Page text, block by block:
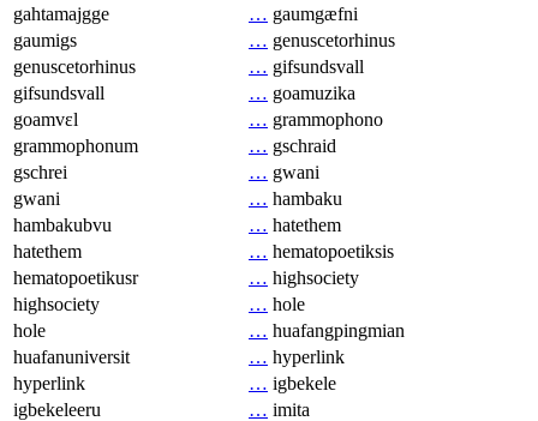
gahtamajgge
… gaumgæfni
gaumigs
… genuscetorhinus
genuscetorhinus
… gifsundsvall
gifsundsvall
… goamuzika
goamvɛl
… grammophono
grammophonum
… gschraid
gschrei
… gwani
gwani
… hambaku
hambakubvu
… hatethem
hatethem
… hematopoetiksis
hematopoetikusr
… highsociety
highsociety
… hole
hole
… huafangpingmian
huafanuniversit
… hyperlink
hyperlink
… igbekele
igbekeleeru
… imita